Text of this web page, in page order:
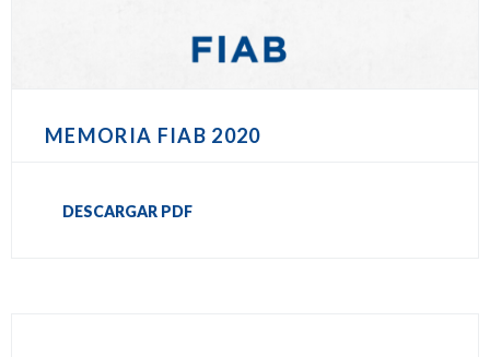
MEMORIA FIAB 2020
DESCARGAR PDF